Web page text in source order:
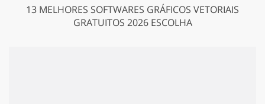
13 MELHORES SOFTWARES GRÁFICOS VETORIAIS
GRATUITOS 2026 ESCOLHA